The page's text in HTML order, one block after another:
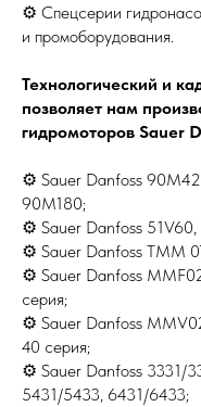
⚙ Спецсерии
и промоборудования.
Технологический и
позволяет нам
гидромоторов Sauer
⚙ Sauer Danfoss
90M180;
⚙ Sauer Danfoss
⚙ Sauer Danfoss TMM
⚙ Sauer Danfoss
серия;
⚙ Sauer Danfoss
40 серия;
⚙ Sauer Danfoss 3331/
5431/5433, 6431/6433;